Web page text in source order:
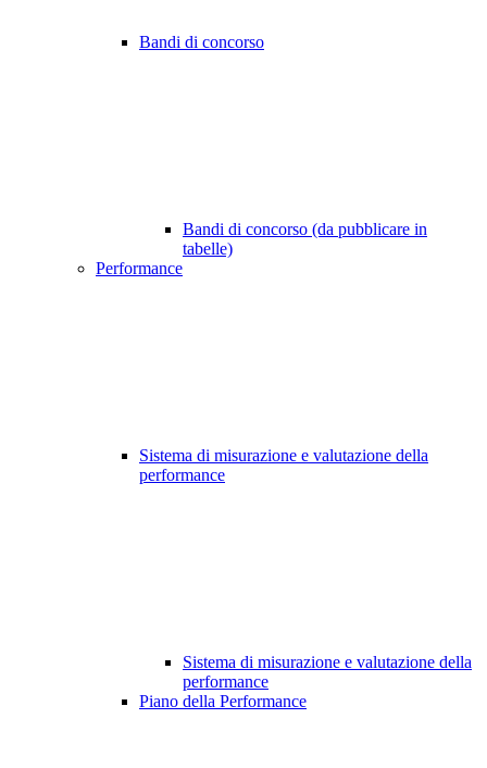
Bandi di concorso
Bandi di concorso (da pubblicare in
tabelle)
Performance
Sistema di misurazione e valutazione della
performance
Sistema di misurazione e valutazione della
performance
Piano della Performance